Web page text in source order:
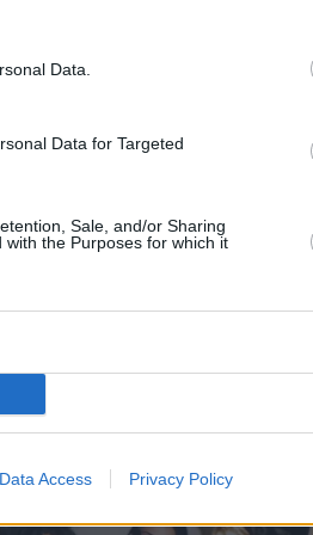
Data.
Data for Targeted
Sale, and/or Sharing
the Purposes for which it
Data Access Privacy Policy
(@celiakritharioti)
επέμβαση στο γόνατό